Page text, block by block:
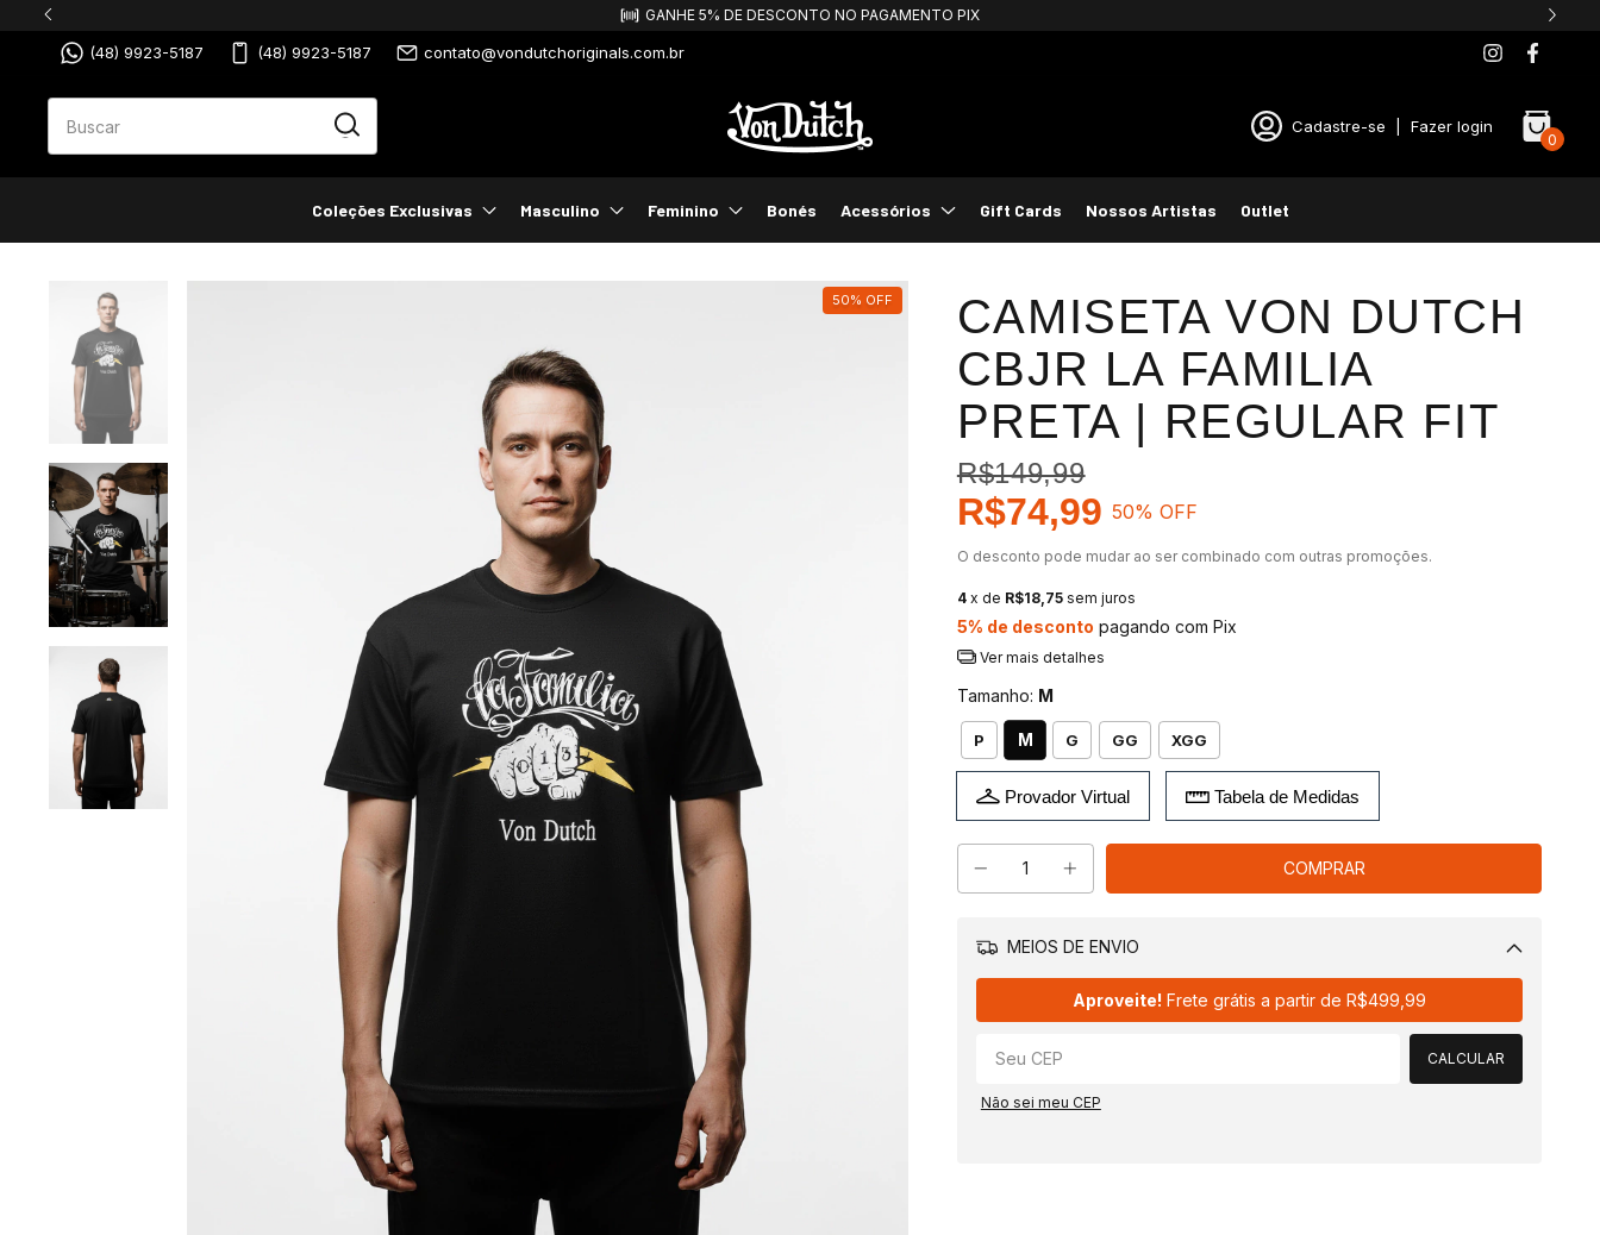
GANHE 5% DE DESCONTO NO PAGAMENTO PIX
(48) 9923-5187 (48) 9923-5187 contato@vondutchoriginals.com.br
Cadastre-se Fazer login
0
Coleções Exclusivas Masculino Feminino Bonés Acessórios Gift Cards Nossos Artistas Outlet
50% OFF
CAMISETA VON DUTCH
CBJR LA FAMILIA
PRETA | REGULAR FIT
R$149,99
R$74,99 50% OFF
O desconto pode mudar ao ser combinado com outras promoções.
4 x de R$18,75 sem juros
5% de desconto pagando com Pix
Ver mais detalhes
Tamanho: M
P M G GG XGG
Provador Virtual Tabela de Medidas
MEIOS DE ENVIO
Aproveite! Frete grátis a partir de R$499,99
CALCULAR
Não sei meu CEP